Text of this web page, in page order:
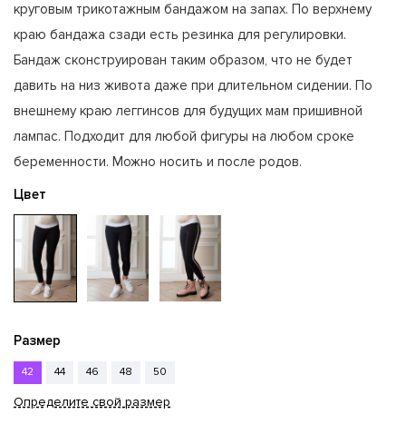
круговым трикотажным бандажом на запах. По верхнему
краю бандажа сзади есть резинка для регулировки.
Бандаж сконструирован таким образом, что не будет
давить на низ живота даже при длительном сидении. По
внешнему краю леггинсов для будущих мам пришивной
лампас. Подходит для любой фигуры на любом сроке
беременности. Можно носить и после родов.
Цвет
Размер
42 44 46 48 50
Определите свой размер